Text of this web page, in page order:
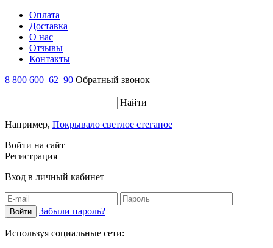
Оплата
Доставка
О нас
Отзывы
Контакты
8 800 600–62–90 Обратный звонок
Найти
Например, Покрывало светлое стеганое
Войти на сайт
Регистрация
Вход в личный кабинет
Забыли пароль?
Используя социальные сети: